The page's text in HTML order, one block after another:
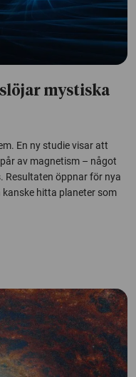
mystiska
En ny studie visar att
av magnetism – något
Resultaten öppnar för nya
hitta planeter som